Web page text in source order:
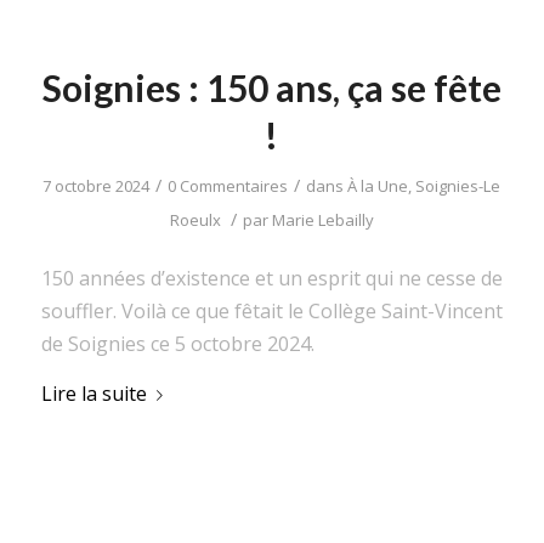
Soignies : 150 ans, ça se fête
!
7 octobre 2024 / 0 Commentaires / dansÀ la Une Soignies-Le
Roeulx / par Marie Lebailly
150 années d’existence et un esprit qui ne cesse de
souffler. Voilà ce que fêtait le Collège Saint-Vincent
de Soignies ce 5 octobre 2024.
Lire la suite